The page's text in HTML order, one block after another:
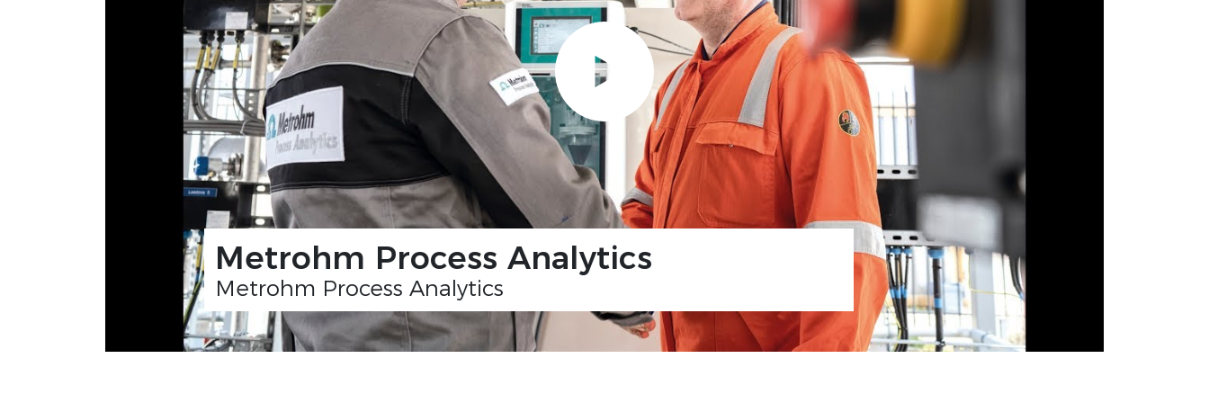
Metrohm Process Analytics
Metrohm Process Analytics